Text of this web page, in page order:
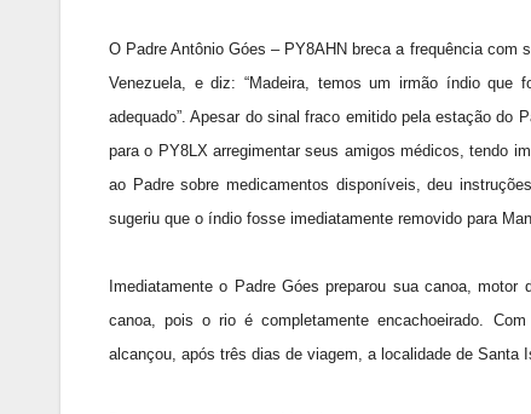
O Padre Antônio Góes – PY8AHN breca a frequência com
Venezuela, e diz: “Madeira, temos um irmão índio
adequado”. Apesar do sinal fraco emitido pela estação do
para o PY8LX arregimentar seus amigos médicos, tendo
ao Padre sobre medicamentos disponíveis, deu
sugeriu que o índio fosse imediatamente removido para
Imediatamente o Padre Góes preparou sua canoa,
canoa, pois o rio é completamente encachoeirado.
alcançou, após três dias de viagem, a localidade de Santa